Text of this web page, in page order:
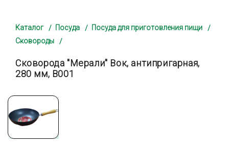
Каталог Посуда
Посуда для приготовления пищи
Сковороды
Сковорода "Мерали" Вок, антипригарная,
280 мм, В001